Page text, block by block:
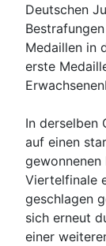
Deutschen
Medaillen in
erste
In derselben
auf einen
gewonnenen
Viertelfinale
geschlagen
sich erneut
einer